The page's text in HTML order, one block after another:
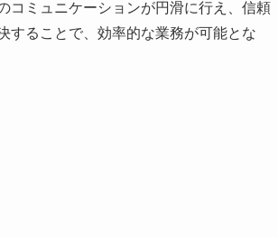
コミュニケーションが円滑に行え、信頼
することで、効率的な業務が可能とな